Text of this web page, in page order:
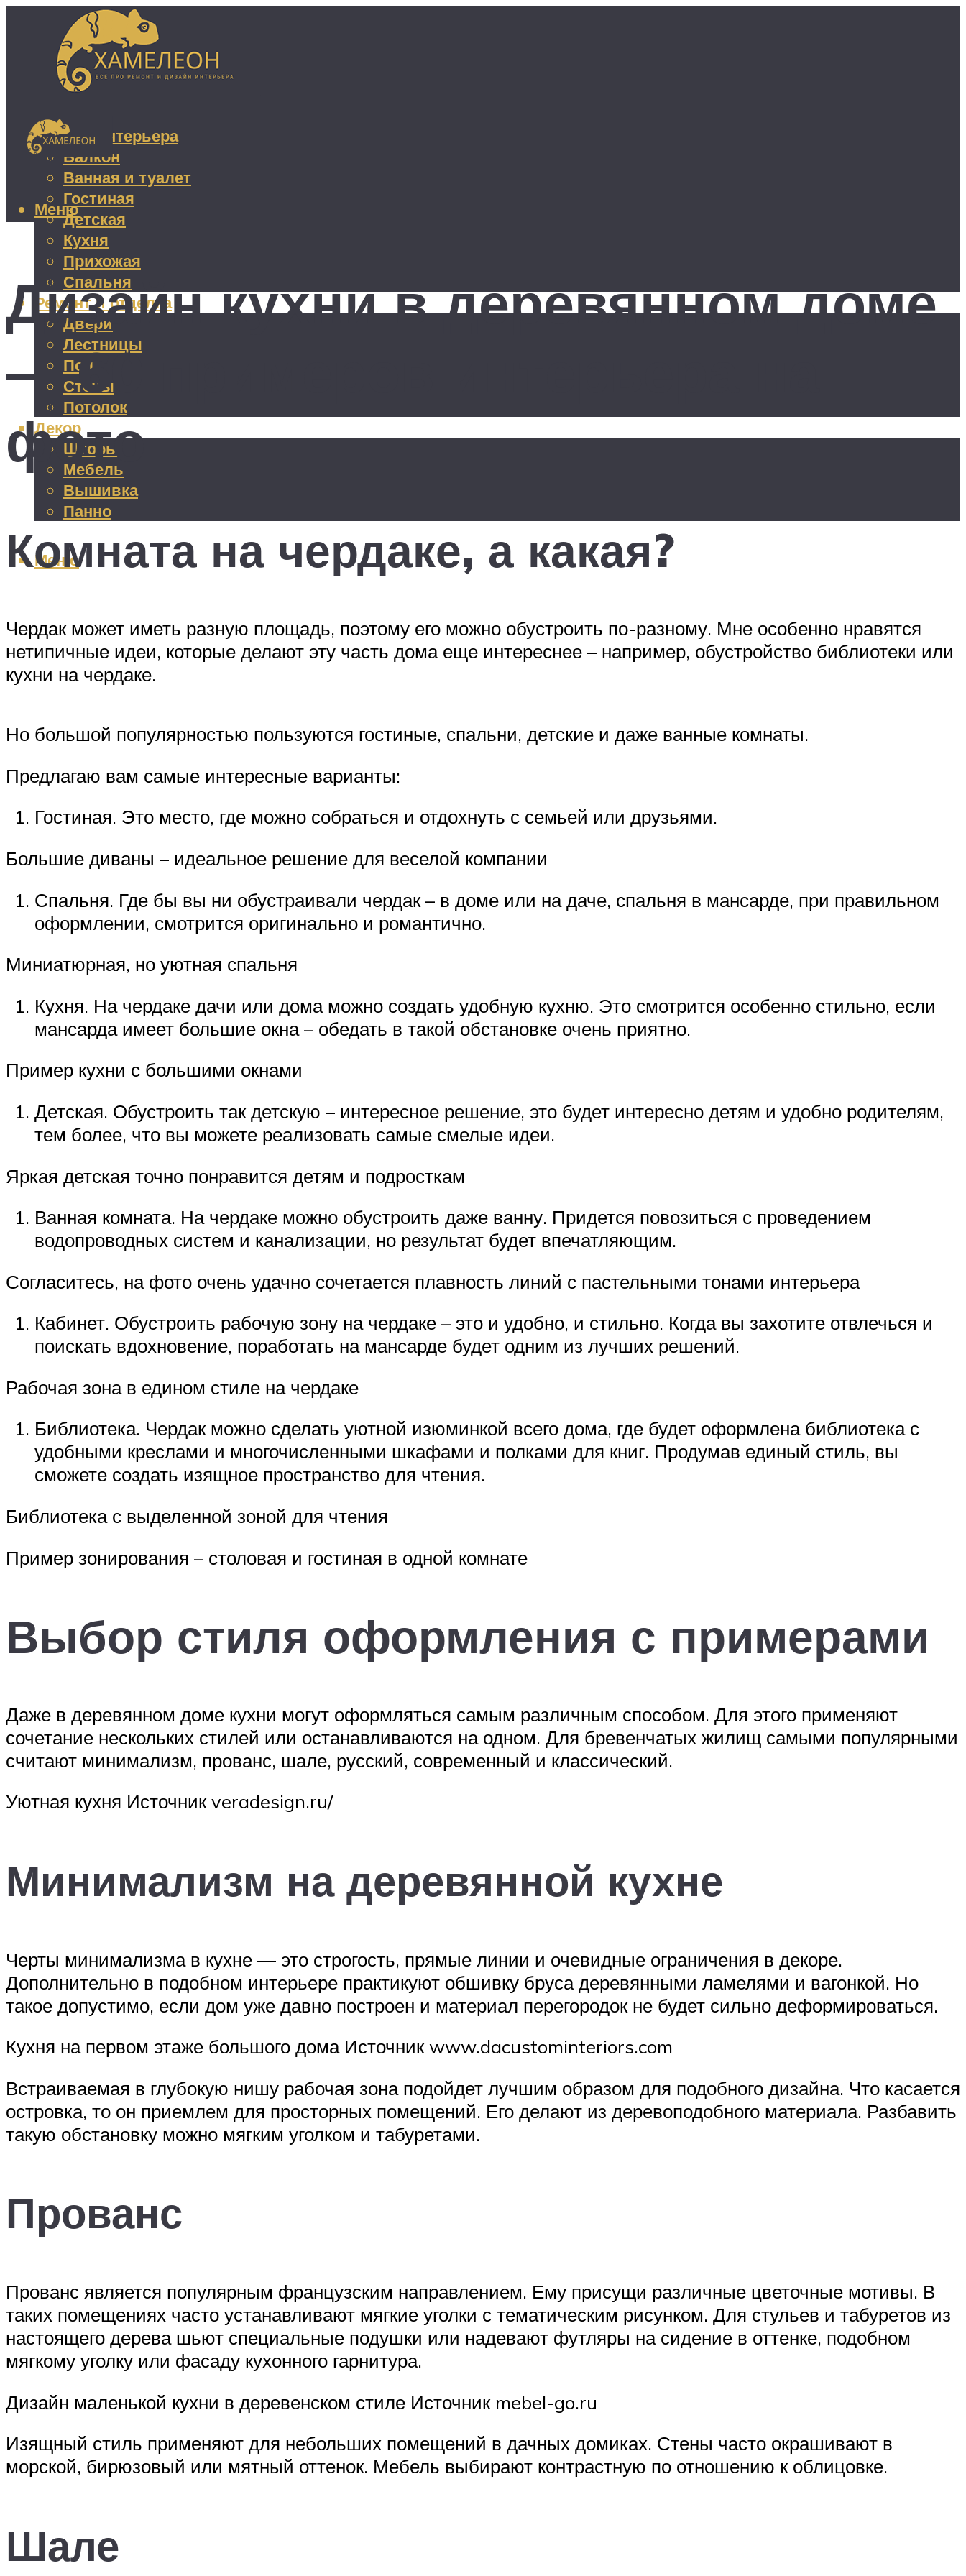
Дизайн интерьера
Балкон
Ванная и туалет
Гостиная
Детская
Кухня
Прихожая
Спальня
Ремонт и отделка
Двери
Лестницы
Пол
Стены
Потолок
Декор
Шторы
Мебель
Вышивка
Панно
Меню
Меню
Дизайн кухни в деревянном доме
— 60 примеров интерьера на
фото
Комната на чердаке, а какая?
Чердак может иметь разную площадь, поэтому его можно обустроить по-разному. Мне особенно нравятся
нетипичные идеи, которые делают эту часть дома еще интереснее – например, обустройство библиотеки или
кухни на чердаке.
Но большой популярностью пользуются гостиные, спальни, детские и даже ванные комнаты.
Предлагаю вам самые интересные варианты:
Гостиная. Это место, где можно собраться и отдохнуть с семьей или друзьями.
Большие диваны – идеальное решение для веселой компании
Спальня. Где бы вы ни обустраивали чердак – в доме или на даче, спальня в мансарде, при правильном
оформлении, смотрится оригинально и романтично.
Миниатюрная, но уютная спальня
Кухня. На чердаке дачи или дома можно создать удобную кухню. Это смотрится особенно стильно, если
мансарда имеет большие окна – обедать в такой обстановке очень приятно.
Пример кухни с большими окнами
Детская. Обустроить так детскую – интересное решение, это будет интересно детям и удобно родителям,
тем более, что вы можете реализовать самые смелые идеи.
Яркая детская точно понравится детям и подросткам
Ванная комната. На чердаке можно обустроить даже ванну. Придется повозиться с проведением
водопроводных систем и канализации, но результат будет впечатляющим.
Согласитесь, на фото очень удачно сочетается плавность линий с пастельными тонами интерьера
Кабинет. Обустроить рабочую зону на чердаке – это и удобно, и стильно. Когда вы захотите отвлечься и
поискать вдохновение, поработать на мансарде будет одним из лучших решений.
Рабочая зона в едином стиле на чердаке
Библиотека. Чердак можно сделать уютной изюминкой всего дома, где будет оформлена библиотека с
удобными креслами и многочисленными шкафами и полками для книг. Продумав единый стиль, вы
сможете создать изящное пространство для чтения.
Библиотека с выделенной зоной для чтения
Пример зонирования – столовая и гостиная в одной комнате
Выбор стиля оформления с примерами
Даже в деревянном доме кухни могут оформляться самым различным способом. Для этого применяют
сочетание нескольких стилей или останавливаются на одном. Для бревенчатых жилищ самыми популярными
считают минимализм, прованс, шале, русский, современный и классический.
Уютная кухня Источник veradesign.ru/
Минимализм на деревянной кухне
Черты минимализма в кухне — это строгость, прямые линии и очевидные ограничения в декоре.
Дополнительно в подобном интерьере практикуют обшивку бруса деревянными ламелями и вагонкой. Но
такое допустимо, если дом уже давно построен и материал перегородок не будет сильно деформироваться.
Кухня на первом этаже большого дома Источник www.dacustominteriors.com
Встраиваемая в глубокую нишу рабочая зона подойдет лучшим образом для подобного дизайна. Что касается
островка, то он приемлем для просторных помещений. Его делают из деревоподобного материала. Разбавить
такую обстановку можно мягким уголком и табуретами.
Прованс
Прованс является популярным французским направлением. Ему присущи различные цветочные мотивы. В
таких помещениях часто устанавливают мягкие уголки с тематическим рисунком. Для стульев и табуретов из
настоящего дерева шьют специальные подушки или надевают футляры на сидение в оттенке, подобном
мягкому уголку или фасаду кухонного гарнитура.
Дизайн маленькой кухни в деревенском стиле Источник mebel-go.ru
Изящный стиль применяют для небольших помещений в дачных домиках. Стены часто окрашивают в
морской, бирюзовый или мятный оттенок. Мебель выбирают контрастную по отношению к облицовке.
Шале